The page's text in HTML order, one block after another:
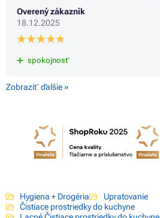
Overený zákazník
18.12.2025
spokojnosť
Zobraziť ďalšie »
Hygiena + Drogéria
Upratovanie
Čistiace prostriedky do kuchyne